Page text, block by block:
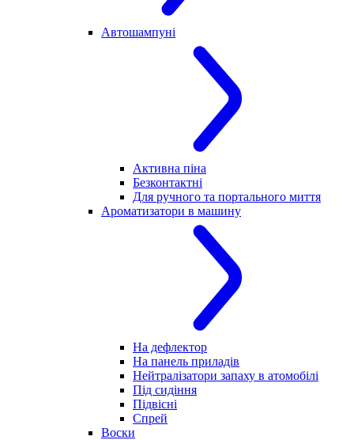
Автошампуні
Активна піна
Безконтактні
Для ручного та портального миття
Ароматизатори в машину
На дефлектор
На панель приладів
Нейтралізатори запаху в атомобілі
Під сидіння
Підвісні
Спрей
Воски